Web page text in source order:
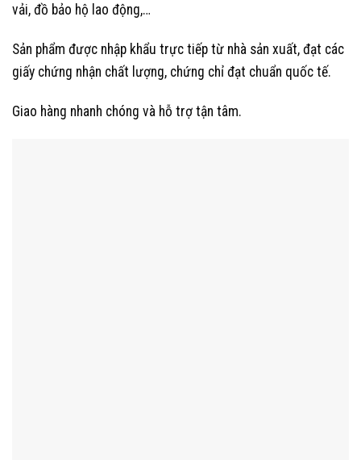
vải, đồ bảo hộ lao động,…
Sản phẩm được nhập khẩu trực tiếp từ nhà sản xuất, đạt các
giấy chứng nhận chất lượng, chứng chỉ đạt chuẩn quốc tế.
Giao hàng nhanh chóng và hỗ trợ tận tâm.